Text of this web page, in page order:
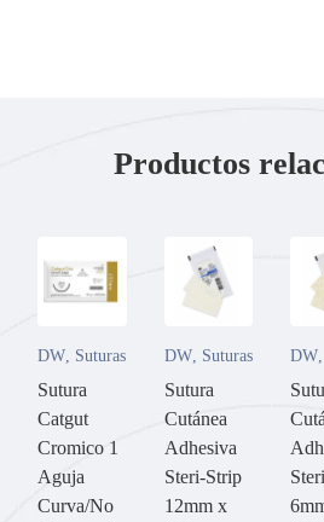
Productos
DW Suturas
Sutura
Catgut
Cromico 1
Aguja
Curva/No
DW, Suturas
Sutura
Cutánea
Adhesiva
Steri-Strip
12mm x
DW